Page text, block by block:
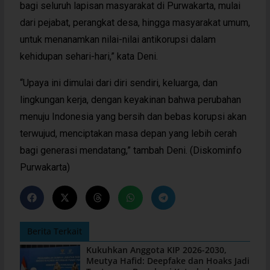
bagi seluruh lapisan masyarakat di Purwakarta, mulai
dari pejabat, perangkat desa, hingga masyarakat umum,
untuk menanamkan nilai-nilai antikorupsi dalam
kehidupan sehari-hari,” kata Deni.
“Upaya ini dimulai dari diri sendiri, keluarga, dan
lingkungan kerja, dengan keyakinan bahwa perubahan
menuju Indonesia yang bersih dan bebas korupsi akan
terwujud, menciptakan masa depan yang lebih cerah
bagi generasi mendatang,” tambah Deni. (Diskominfo
Purwakarta)
Berita Terkait
Kukuhkan Anggota KIP 2026-2030,
Meutya Hafid: Deepfake dan Hoaks Jadi